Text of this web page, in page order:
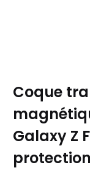
Coque
Galaxy Z